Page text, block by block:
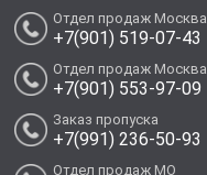
Отдел продаж Москва
+7(901) 519-07-43
Отдел продаж Москва
+7(901) 553-97-09
Заказ пропуска
+7(991) 236-50-93
Отдел продаж МО